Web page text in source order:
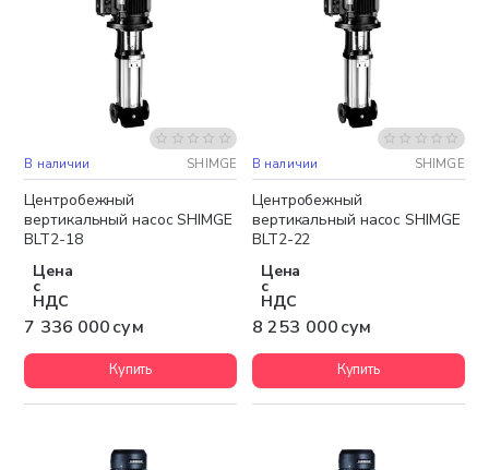
Бесплатная доставка
В наличии SHIMGE
Центробежный
вертикальный насос SHIMGE
BLT2-18
Цена
с
НДС
7 336 000 сум
Купить
Бесплатная доставка
В наличии SHIMGE
Центробежный
вертикальный насос SHIMGE
BLT2-22
Цена
с
НДС
8 253 000 сум
Купить